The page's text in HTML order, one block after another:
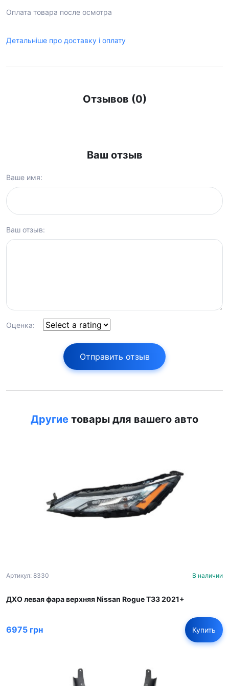
Оплата товара после осмотра
Детальніше про доставку і оплату
Отзывов (0)
Ваш отзыв
Ваше имя:
Ваш отзыв:
Оценка:
Отправить отзыв
Другие товары для вашего авто
Артикул: 8330 В наличии
ДХО левая фара верхняя Nissan Rogue T33 2021+
6975 грн Купить